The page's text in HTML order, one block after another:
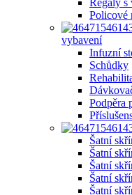
Regály s
Policové
vybavení
Infuzní
Schůdky
Podpěra
Šatní
Šatní
Šatní
Šatní
Šatní